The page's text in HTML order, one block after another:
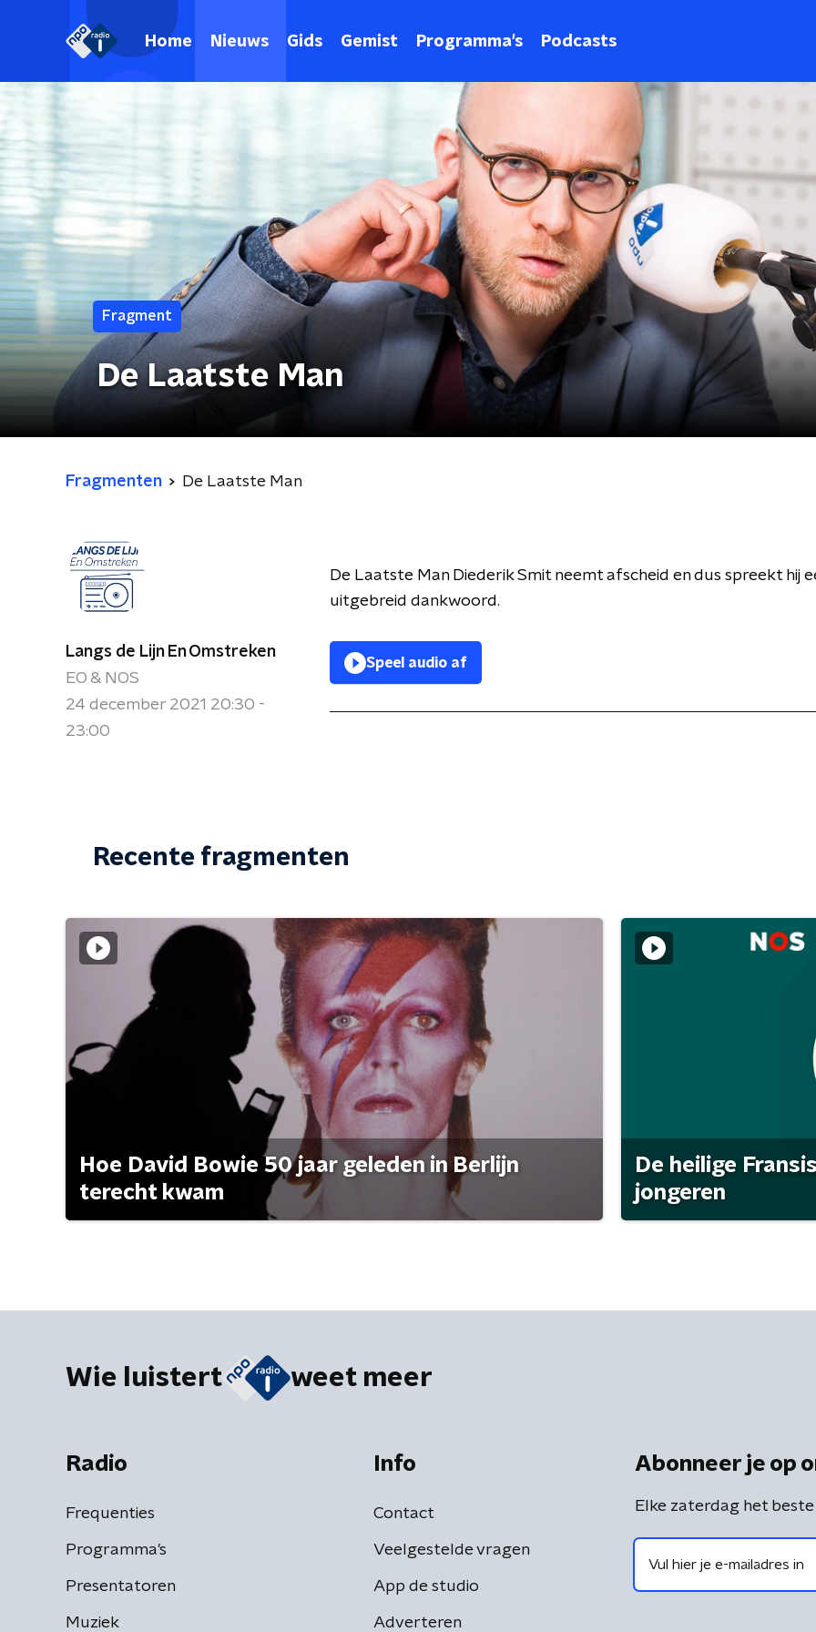
Home Nieuws Gids Gemist Programma's Podcasts
Fragment
De Laatste Man
Fragmenten De Laatste Man
Langs de Lijn En Omstreken
EO & NOS
24 december 2021 20:30 -
23:00
De Laatste Man Diederik Smit neemt afscheid en dus spreekt hij
uitgebreid dankwoord.
Speel audio af
Recente fragmenten
Hoe David Bowie 50 jaar geleden in Berlijn
terecht kwam
De heilige
jongeren
Wie luistert weet meer
Radio
Frequenties
Programma's
Presentatoren
Muziek
Info
Contact
Veelgestelde vragen
App de studio
Adverteren
Abonneer je op
Elke zaterdag het beste